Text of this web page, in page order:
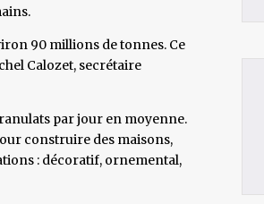
90 millions de tonnes. Ce
Calozet, secrétaire
par jour en moyenne.
construire des maisons,
: décoratif, ornemental,